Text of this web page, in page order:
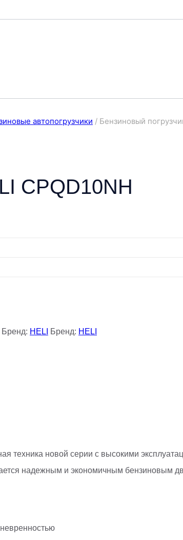
автопогрузчики / Бензиновый
CPQD10NH
Бренд: HELI Бренд: HELI
техника новой серии с высокими
надежным и экономичным бензиновым